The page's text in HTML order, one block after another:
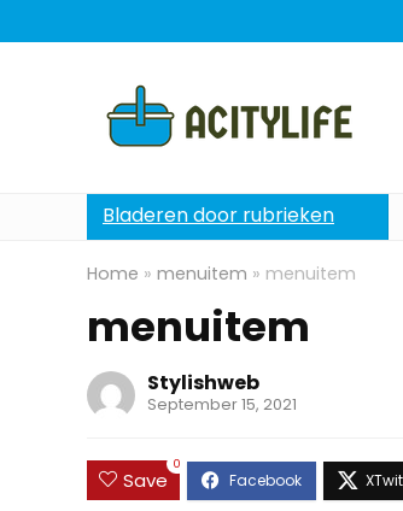
Bladeren door rubrieken
Home » menuitem » menuitem
menuitem
Stylishweb
September 15, 2021
Save
0